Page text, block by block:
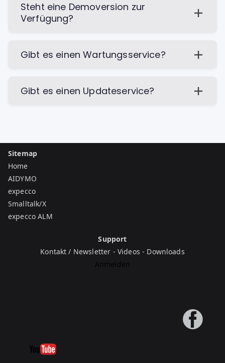
Steht eine Demoversion zur
Verfügung?
Gibt es einen Wartungsservice?
Gibt es einen Updateservice?
Sitemap
Home
AIDYMO
expecco
Smalltalk/X
expecco ALM
Support
Kontakt / Newsletter - Videos - Downloads
Anmelden